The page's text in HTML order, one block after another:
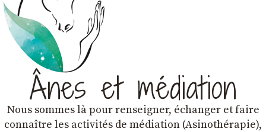
Ânes et médiation
Nous sommes là pour renseigner, échanger et faire
connaître les activités de médiation (Asinothérapie),